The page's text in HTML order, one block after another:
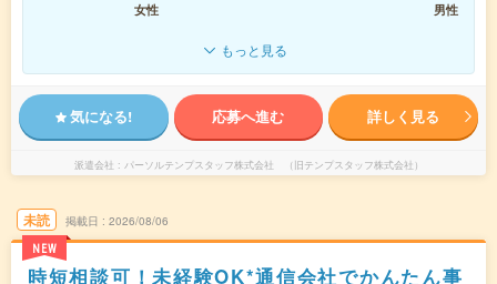
女性
男性
もっと見る
気になる! 応募へ進む 詳しく見る
派遣会社 パーソルテンプスタッフ株式会社 （旧テンプスタッフ株式会社）
未読
NEW
掲載日 2026/08/06
時短相談可！未経験OK*通信会社でかんたん事